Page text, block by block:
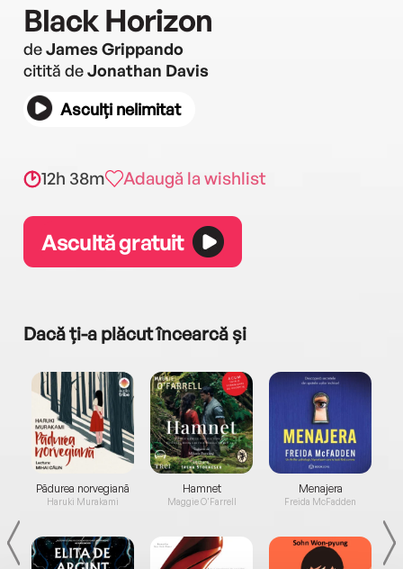
Black Horizon
deJames Grippando
citită deJonathan Davis
Asculți nelimitat
12h 38m Adaugă la wishlist
Ascultă gratuit
Dacă ți-a plăcut încearcă și
Pădurea norvegiană
Haruki Murakami
Hamnet
Maggie O'Farrell
Menajera
Freida McFadden